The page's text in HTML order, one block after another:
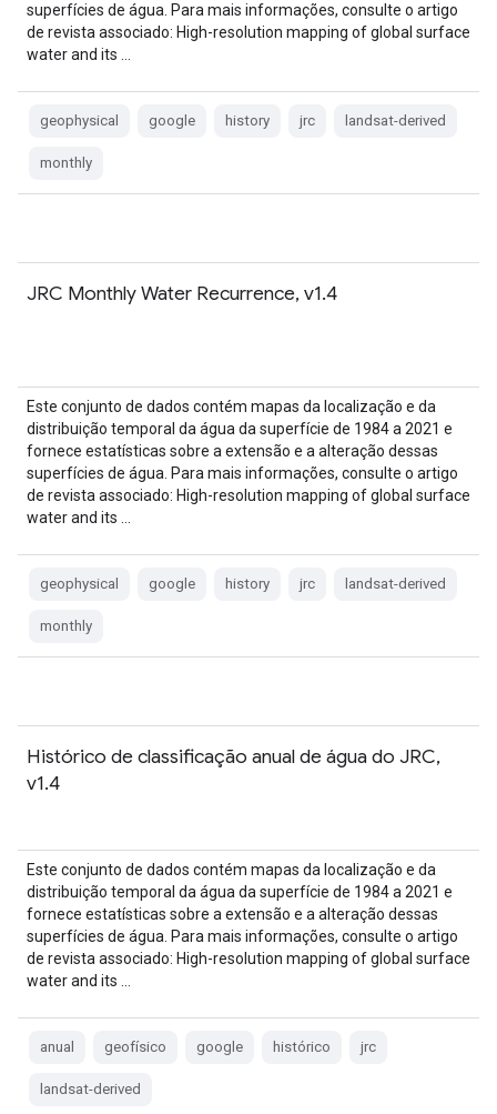
superfícies de água. Para mais informações, consulte o artigo
de revista associado: High-resolution mapping of global surface
water and its …
geophysical google history jrc landsat-derived
monthly
JRC Monthly Water Recurrence, v1.4
Este conjunto de dados contém mapas da localização e da
distribuição temporal da água da superfície de 1984 a 2021 e
fornece estatísticas sobre a extensão e a alteração dessas
superfícies de água. Para mais informações, consulte o artigo
de revista associado: High-resolution mapping of global surface
water and its …
geophysical google history jrc landsat-derived
monthly
Histórico de classificação anual de água do JRC,
v1.4
Este conjunto de dados contém mapas da localização e da
distribuição temporal da água da superfície de 1984 a 2021 e
fornece estatísticas sobre a extensão e a alteração dessas
superfícies de água. Para mais informações, consulte o artigo
de revista associado: High-resolution mapping of global surface
water and its …
anual geofísico google histórico jrc
landsat-derived